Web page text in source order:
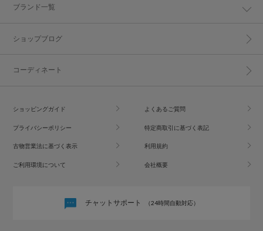
ブランド一覧
ショップブログ
コーディネート
ショッピングガイド よくあるご質問
プライバシーポリシー 特定商取引に基づく表記
古物営業法に基づく表示 利用規約
ご利用環境について 会社概要
チャットサポート （24時間自動対応）